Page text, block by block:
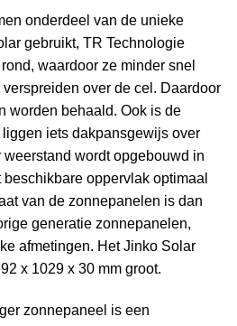
onderdeel van de unieke
gebruikt, TR Technologie
waardoor ze minder snel
over de cel. Daardoor
worden behaald. Ook is de
iets dakpansgewijs over
wordt opgebouwd in
oppervlak optimaal
van de zonnepanelen is dan
generatie zonnepanelen,
afmetingen. Het Jinko Solar
x 1029 x 30 mm groot.
zonnepaneel is een